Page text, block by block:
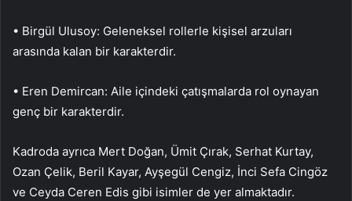
• Birgül Ulusoy: Geleneksel rollerle kişisel arzuları
arasında kalan bir karakterdir.
• Eren Demircan: Aile içindeki çatışmalarda rol oynayan
genç bir karakterdir.
Kadroda ayrıca Mert Doğan, Ümit Çırak, Serhat Kurtay,
Ozan Çelik, Beril Kayar, Ayşegül Cengiz, İnci Sefa Cingöz
ve Ceyda Ceren Edis gibi isimler de yer almaktadır.